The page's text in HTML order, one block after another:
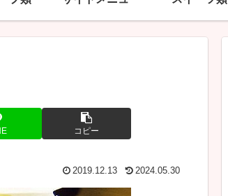
コピー
2019.12.13 2024.05.30